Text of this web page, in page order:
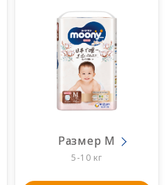
Размер M
5-10 кг